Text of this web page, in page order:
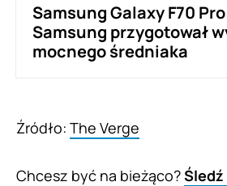
Samsung Galaxy F70
Samsung przygotował
mocnego średniaka
Źródło: The Verge
Chcesz być na bieżąco?Śledź